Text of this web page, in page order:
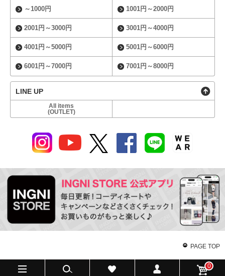
～1000円 1001円～2000円
2001円～3000円 3001円～4000円
4001円～5000円 5001円～6000円
6001円～7000円 7001円～8000円
LINE UP
All items
(OUTLET)
PAGE TOP
0